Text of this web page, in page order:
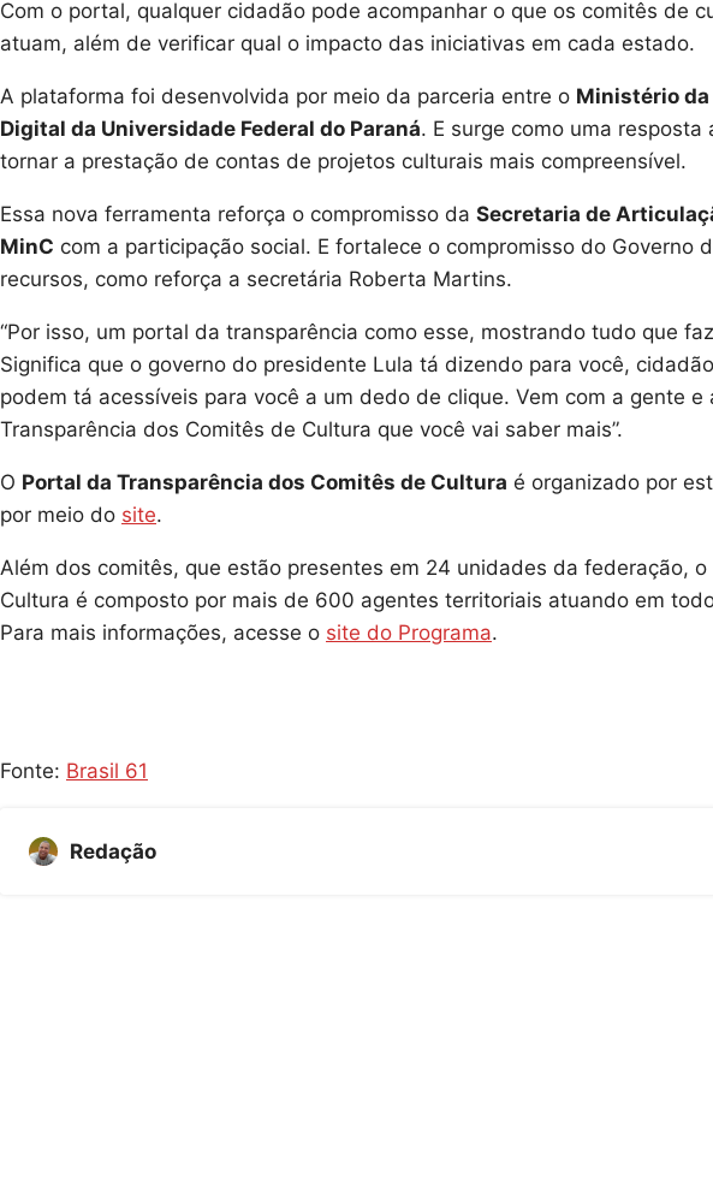
Com o portal, qualquer cidadão pode acompanhar o que os comitês de
atuam, além de verificar qual o impacto das iniciativas em cada estado.
A plataforma foi desenvolvida por meio da parceria entre o Ministério
Digital da Universidade Federal do Paraná. E surge como uma
tornar a prestação de contas de projetos culturais mais compreensível.
Essa nova ferramenta reforça o compromisso da Secretaria de
MinC com a participação social. E fortalece o compromisso do Governo
recursos, como reforça a secretária Roberta Martins.
“Por isso, um portal da transparência como esse, mostrando tudo que
Significa que o governo do presidente Lula tá dizendo para você,
podem tá acessíveis para você a um dedo de clique. Vem com a gente
Transparência dos Comitês de Cultura que você vai saber mais”.
O Portal da Transparência dos Comitês de Cultura é organizado por
por meio do site.
Além dos comitês, que estão presentes em 24 unidades da federação,
Cultura é composto por mais de 600 agentes territoriais atuando em
Para mais informações, acesse o site do Programa.
Fonte: Brasil 61
Redação